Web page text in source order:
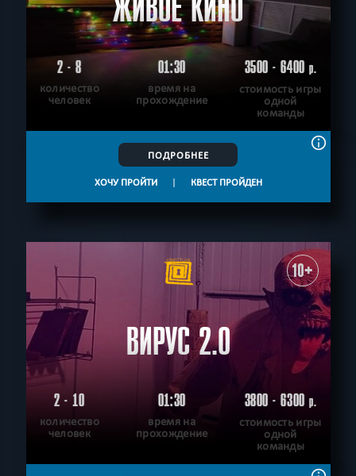
ЖИВОЕ КИНО
2 - 8
количество
человек
01:30
время на
прохождение
3500 - 6400р.
стоимость игры
одной
команды
ПОДРОБНЕЕ
ХОЧУ ПРОЙТИ | КВЕСТ ПРОЙДЕН
10+
ВИРУС 2.0
2 - 10
количество
человек
01:30
время на
прохождение
3800 - 6300р.
стоимость игры
одной
команды